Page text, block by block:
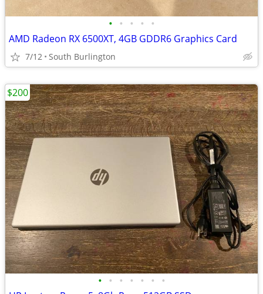
• • • • •
AMD Radeon RX 6500XT, 4GB GDDR6 Graphics Card
7/12 South Burlington
• • • • • • •
$200